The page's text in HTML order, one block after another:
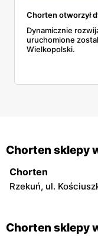
Chorten otworzył
Dynamicznie
uruchomione
Wielkopolski.
Chorten sklepy
Chorten
Rzekuń, ul.
Chorten sklepy